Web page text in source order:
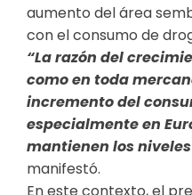
aumento del área
con el​ consumo de
“La razón del
como en toda
incremento del
especialmente en
mantienen los niveles
manifestó.